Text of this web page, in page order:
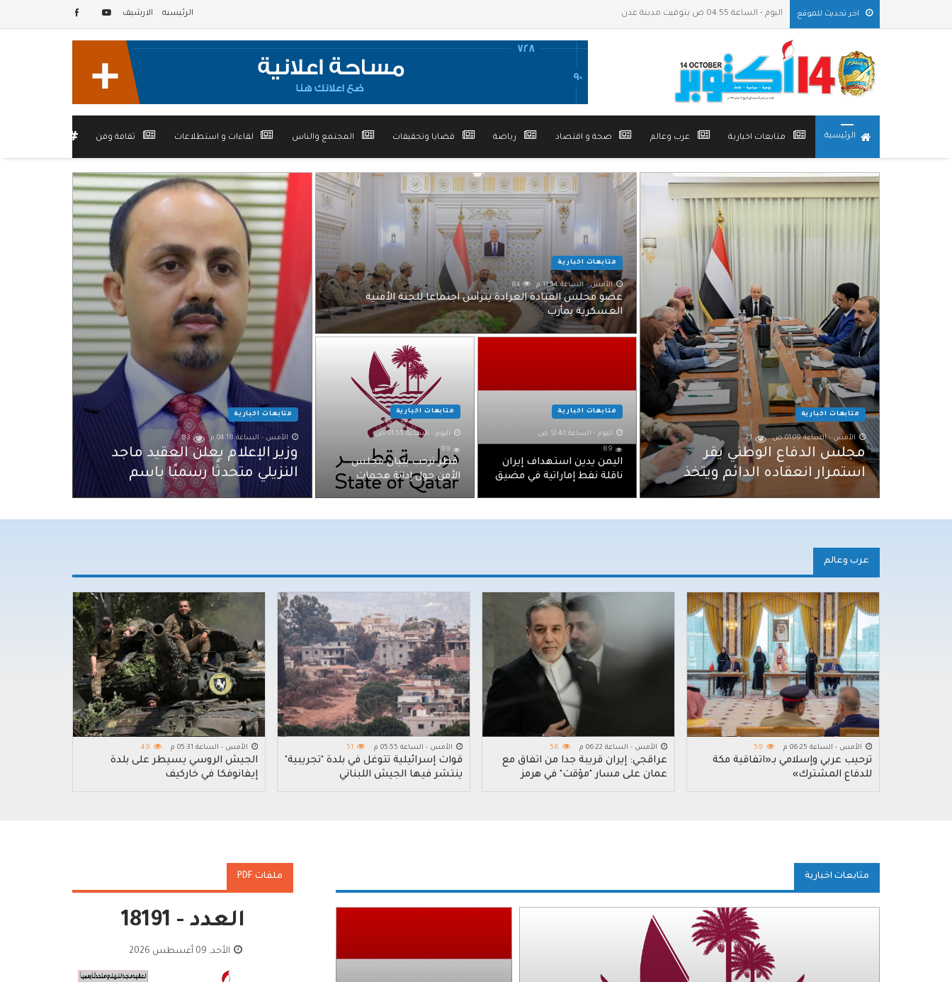
اخر تحديث للموقع اليوم - الساعة 04:55 ص بتوقيت مدينة عدن الرئيسيه الارشيف
الرئيسية متابعات اخبارية عرب وعالم صحة و اقتصاد رياضة قضايا وتحقيقات المجتمع والناس لقاءات و استطلاعات ثقافة وفن
متابعات اخبارية
الأمس - الساعة 01:09 ص 71
مجلس الدفاع الوطني يقر
استمرار انعقاده الدائم ويتخذ
قرارات لرفع الجاهزية وردع
متابعات اخبارية
الأمس - الساعة 11:54 م 84
عضو مجلس القيادة العرادة يترأس اجتماعاً للجنة الأمنية
العسكرية بمأرب
متابعات اخبارية
اليوم - الساعة 12:40 ص
89
اليمن يدين استهداف إيران
ناقلة نفط إماراتية في مضيق
متابعات اخبارية
اليوم - الساعة 01:55 ص
89
‏‏ قطر ترحب ببيان مجلس
الأمن حول إدانة هجمات
ميليشيا الحوثي الإرهابية ضد
متابعات اخبارية
الأمس - الساعة 04:18 م 83
وزير الإعلام يعلن العقيد ماجد
النزيلي متحدثًا رسميًا باسم
القوات المسلحة اليمنية
عرب وعالم
الأمس - الساعة 06:25 م 59
ترحيب عربي وإسلامي بـ«اتفاقية مكة
للدفاع المشترك»
الأمس - الساعة 06:22 م 56
عراقجي: إيران قريبة جداً من اتفاق مع
عمان على مسار "مؤقت" في هرمز
الأمس - الساعة 05:55 م 51
قوات إسرائيلية تتوغل في بلدة "تجريبية"
ينتشر فيها الجيش اللبناني
الأمس - الساعة 05:31 م 49
الجيش الروسي يسيطر على بلدة
إيفانوفكا في خاركيف
متابعات اخبارية ملفات PDF
العدد - 18191
الأحد, 09 أغسطس 2026